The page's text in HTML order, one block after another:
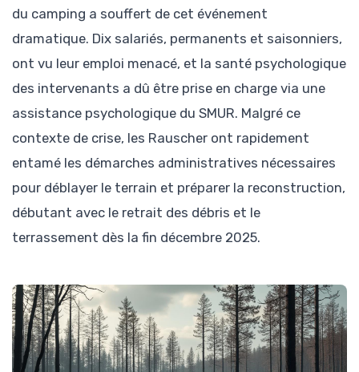
du camping a souffert de cet événement
dramatique. Dix salariés, permanents et saisonniers,
ont vu leur emploi menacé, et la santé psychologique
des intervenants a dû être prise en charge via une
assistance psychologique du SMUR. Malgré ce
contexte de crise, les Rauscher ont rapidement
entamé les démarches administratives nécessaires
pour déblayer le terrain et préparer la reconstruction,
débutant avec le retrait des débris et le
terrassement dès la fin décembre 2025.